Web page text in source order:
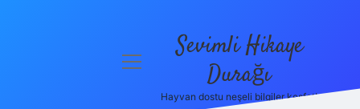
menüyü
Sevimli Hikaye
Durağı
Hayvan dostu neşeli bilgiler keşfet!